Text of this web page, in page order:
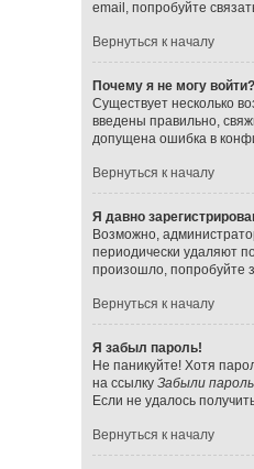
email, попробуйте
Вернуться к началу
Почему я не могу войти?
Существует несколько
введены правильно,
допущена ошибка в
Вернуться к началу
Я давно
Возможно,
периодически удаляют
произошло, попробуйте
Вернуться к началу
Я забыл пароль!
Не паникуйте! Хотя
на ссылку Забыли
Если не удалось
Вернуться к началу